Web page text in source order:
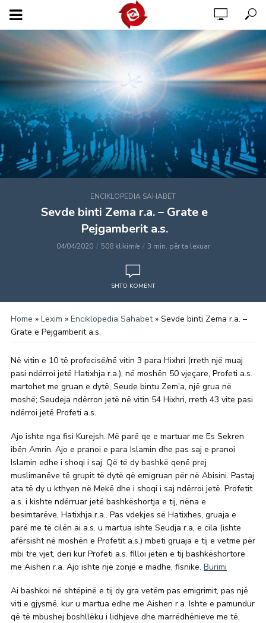
ENCIKLOPEDIA SAHABET
Sevde binti Zema r.a. – Grate e
Pejgamberit a.s.
04/04/2020 508 klikim/e 3 min. për ta lexuar
SHTO KOMENT
Home » Lexim » Enciklopedia Sahabet» Sevde binti Zema r.a. –
Grate e Pejgamberit a.s.
Në vitin e 10 të profecisë/në vitin 3 para Hixhri (rreth një muaj
pasi ndërroi jetë Hatixhja r.a.), në moshën 50 vjeçare, Profeti ­a.s.
martohet me gruan e dytë, Seude bintu Zem’a, një grua në
moshë; Seudeja ndërron jetë në vitin 54 Hixhri, rreth 43 vite pasi
ndërroi jetë Profeti a.s.
Ajo ishte nga fisi Kurejsh. Më parë qe e martuar me Es Sekren
ibën Amrin. Ajo e pranoi e para Islamin dhe pas saj e pranoi
Islamin edhe i shoqi i saj. Që të dy bashkë qenë prej
muslimanëve të grupit të dytë që emigruan për në Abisini. Pastaj
ata të dy u kthyen në Mekë dhe i shoqi i saj ndërroi jetë. Profetit
a.s. i kishte ndërruar jetë bashkëshortja e tij, nëna e
besimtarëve, Hatixhja r.a.. Pas vdekjes së Hatixhes, gruaja e
parë me të cilën ai a.s. u martua ishte Seudja r.a, e cila (ishte
afërsisht në moshën e Profetit a.s.) mbeti gruaja e tij e vetme për
mbi tre vjet, deri kur Profeti a.s. filloi jetën e tij bashkëshortore
me Aishen r.a. Ajo ishte një zonjë e madhe, fisnike. Burimi
Ai bashkoi në shtëpinë e tij dy gra vetëm pas emigrimit, pas një
viti e gjysmë, kur u martua edhe me Aishen r.a. Ishte e pamundur
që të mbushej boshllëku i lidhjeve dhe marrëdhënieve me të,